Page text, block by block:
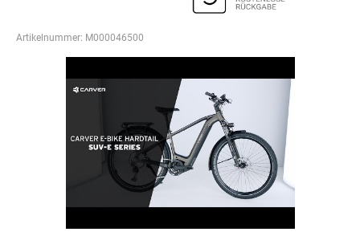
Artikelnummer: M000046500